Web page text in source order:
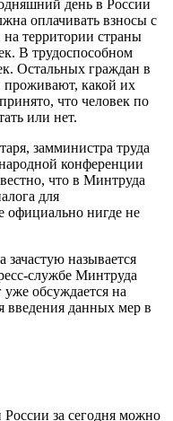
день в России
оплачивать взносы с
территории страны
В трудоспособном
Остальных граждан в
проживают, какой их
что человек по
или нет.
замминистра труда
конференции
что в Минтруда
для
официально нигде не
называется
службе Минтруда
обсуждается на
введения данных мер в
за сегодня можно